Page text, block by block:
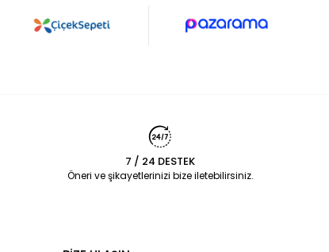
7 / 24 DESTEK
Öneri ve şikayetlerinizi bize iletebilirsiniz.